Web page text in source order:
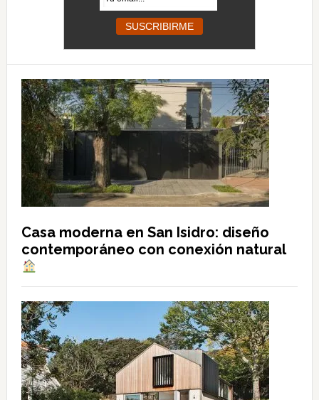
Casa moderna en San Isidro: diseño
contemporáneo con conexión natural